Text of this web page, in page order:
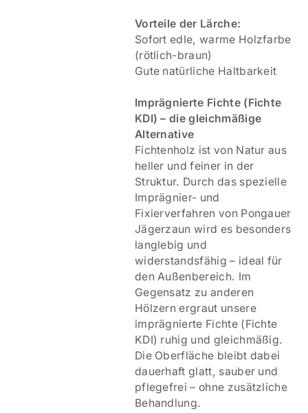
Vorteile der Lärche:
Sofort edle, warme Holzfarbe
(rötlich-braun)
Gute natürliche Haltbarkeit
Imprägnierte Fichte (Fichte
KDI) – die gleichmäßige
Alternative
Fichtenholz ist von Natur aus
heller und feiner in der
Struktur. Durch das spezielle
Imprägnier- und
Fixierverfahren von Pongauer
Jägerzaun wird es besonders
langlebig und
widerstandsfähig – ideal für
den Außenbereich. Im
Gegensatz zu anderen
Hölzern ergraut unsere
imprägnierte Fichte (Fichte
KDI) ruhig und gleichmäßig.
Die Oberfläche bleibt dabei
dauerhaft glatt, sauber und
pflegefrei – ohne zusätzliche
Behandlung.